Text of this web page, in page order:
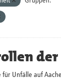
der
Unfälle auf